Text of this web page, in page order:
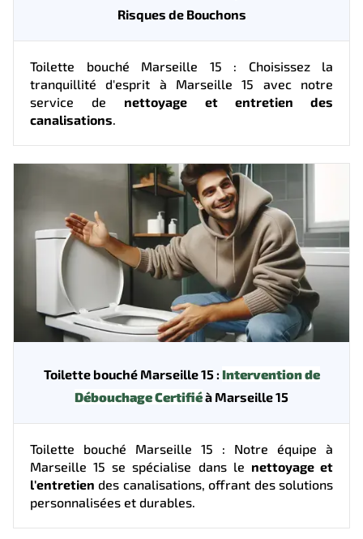
Risques de Bouchons
Toilette bouché Marseille 15 : Choisissez la
tranquillité d'esprit à Marseille 15 avec notre
service de nettoyage et entretien des
canalisations.
Toilette bouché Marseille 15 : Intervention de
Débouchage Certifiéà Marseille 15
Toilette bouché Marseille 15 : Notre équipe à
Marseille 15 se spécialise dans le nettoyage et
l'entretien des canalisations, offrant des solutions
personnalisées et durables.